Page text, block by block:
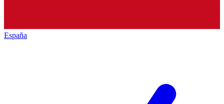
España